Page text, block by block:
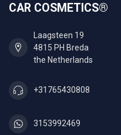
CAR COSMETICS®
Laagsteen 19
4815 PH Breda
the Netherlands
+31765430808
3153992469